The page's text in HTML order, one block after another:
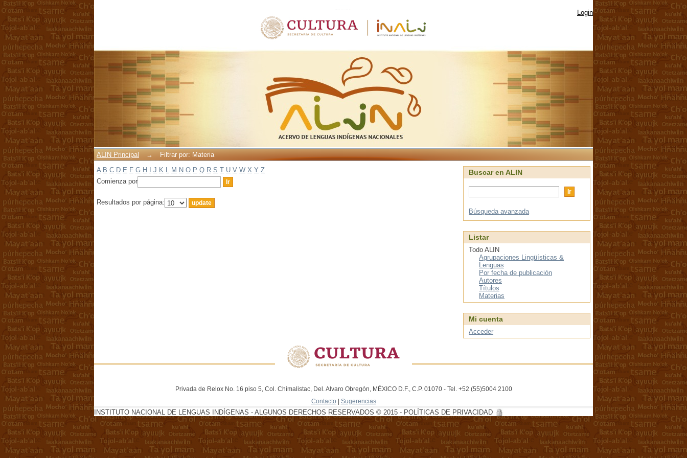
Login
ALIN Principal →
Filtrar por: Materia
A B C D E F G H J K L M N O P Q R S T U V W X Y Z
Comienza por
Resultados por página:
Buscar en ALIN
Búsqueda avanzada
Listar
Todo ALIN
Agrupaciones Lingüísticas &
Lenguas
Por fecha de publicación
Autores
Títulos
Materias
Mi cuenta
Acceder
Privada de Relox No. 16 piso 5, Col. Chimalistac, Del. Alvaro Obregón, MÉXICO D.F., C.P. 01070 - Tel. +52 (55)5004 2100
Contacto | Sugerencias
INSTITUTO NACIONAL DE LENGUAS INDÍGENAS - ALGUNOS DERECHOS RESERVADOS © 2015 - POLÍTICAS DE PRIVACIDAD